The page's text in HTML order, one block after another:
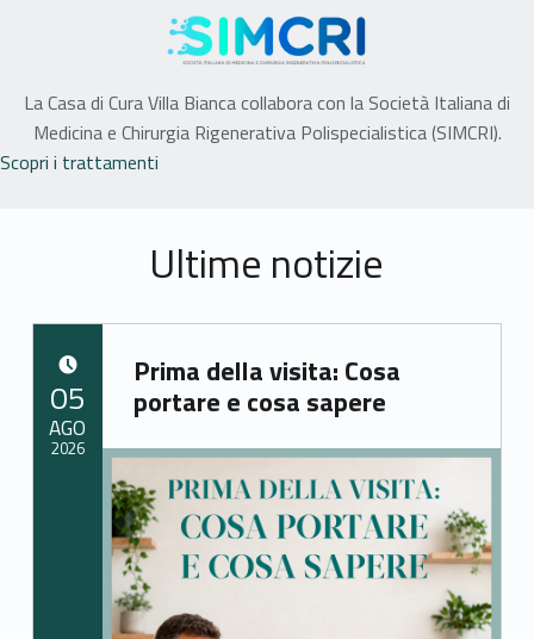
La Casa di Cura Villa Bianca collabora con la Società Italiana di
Medicina e Chirurgia Rigenerativa Polispecialistica (SIMCRI).
Scopri i trattamenti
Ultime notizie
Prima della visita: Cosa
portare e cosa sapere
05
AGO
2026